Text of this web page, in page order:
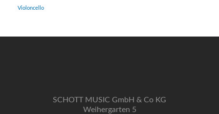
Violoncello
SCHOTT MUSIC GmbH & Co KG
Weihergarten 5